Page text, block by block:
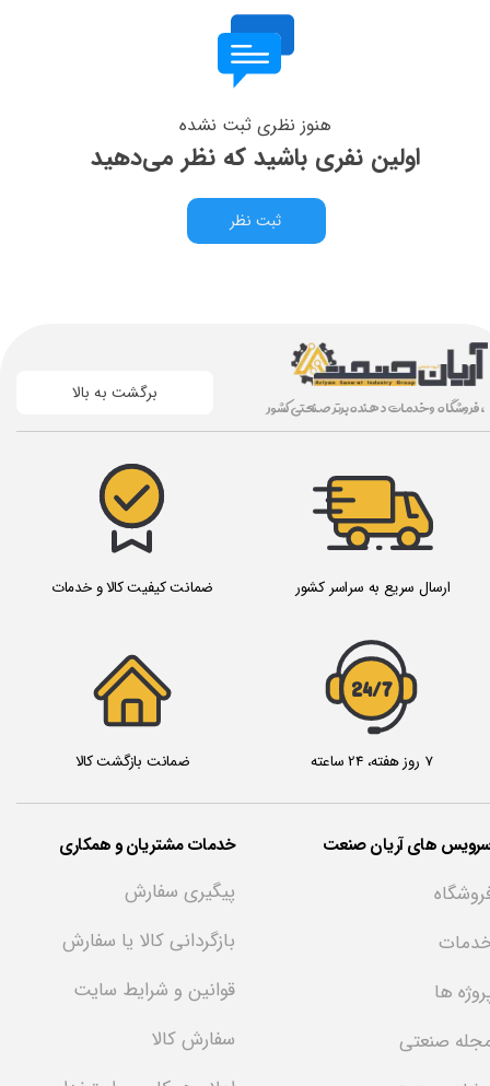
هنوز نظری ثبت نشده
اولین نفری باشید که نظر می‌دهید
ثبت نظر
7 روز هفته، 24 ساعته ضمانت بازگشت کالا
ضمانت کیفیت کالا و خدمات
برگشت به بالا ، فروشگاه و خدمات دهنده برتر صنعتی کشور
های آریان صنعت خدمات مشتریان و همکاری
ها
صنعتی
پیگیری سفارش
بازگردانی کالا یا سفارش
قوانین و شرایط سایت
سفارش کالا
ارسال سریع به سراسر کشور
24/7